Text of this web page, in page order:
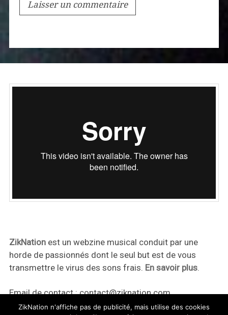
ZikNationest un webzine musical conduit par une
horde de passionnés dont le seul but est de vous
transmettre le virus des sons frais. En savoir plus.
Email de contact :contact@ziknation.com
ZikNation n'affiche pas de publicité, mais utilise des cookies